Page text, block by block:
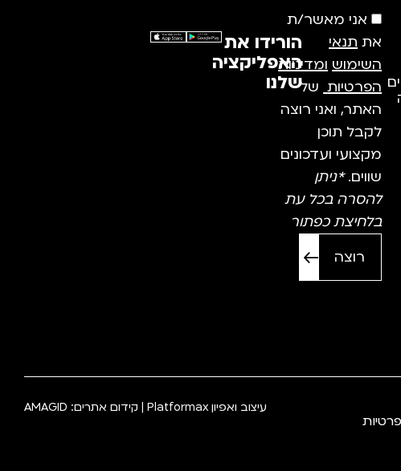
אני מאשר/ת
אתתנאי
השימוש ומדיניות
הפרטיות של
האתר, ואני רוצה
לקבל תוכן
מקצועי ועדכונים
שווים.*ניתן
להסרה בכל עת
בלחיצת כפתור
הורידו את
האפליקציה
שלנו
עיצוב ואפיוןPlatformax | קידום אתרים: AMAGID